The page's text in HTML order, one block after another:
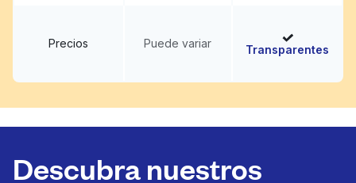
Precios Puede variar Transparentes
Descubra nuestros